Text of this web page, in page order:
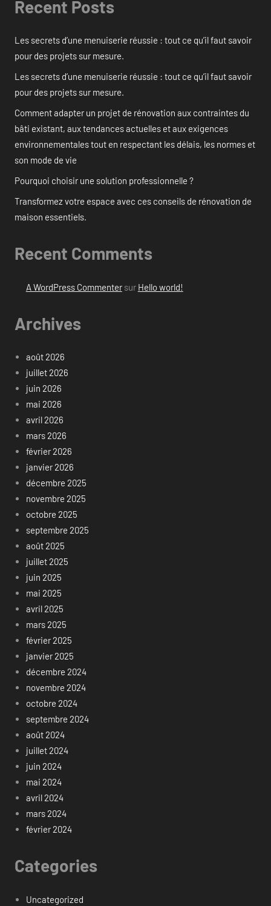
Recent Posts
Les secrets d’une menuiserie réussie : tout ce qu’il faut savoir
pour des projets sur mesure.
Les secrets d’une menuiserie réussie : tout ce qu’il faut savoir
pour des projets sur mesure.
Comment adapter un projet de rénovation aux contraintes du
bâti existant, aux tendances actuelles et aux exigences
environnementales tout en respectant les délais, les normes et
son mode de vie
Pourquoi choisir une solution professionnelle ?
Transformez votre espace avec ces conseils de rénovation de
maison essentiels.
Recent Comments
A WordPress Commentersur Hello world!
Archives
août 2026
juillet 2026
juin 2026
mai 2026
avril 2026
mars 2026
février 2026
janvier 2026
décembre 2025
novembre 2025
octobre 2025
septembre 2025
août 2025
juillet 2025
juin 2025
mai 2025
avril 2025
mars 2025
février 2025
janvier 2025
décembre 2024
novembre 2024
octobre 2024
septembre 2024
août 2024
juillet 2024
juin 2024
mai 2024
avril 2024
mars 2024
février 2024
Categories
Uncategorized